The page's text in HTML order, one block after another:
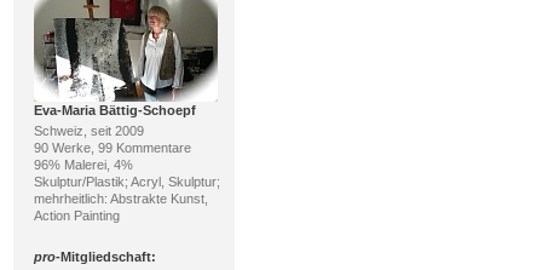
Eva-Maria Bättig-Schoepf
Schweiz, seit 2009
90 Werke, 99 Kommentare
96% Malerei, 4%
Skulptur/Plastik; Acryl, Skulptur;
mehrheitlich: Abstrakte Kunst,
Action Painting
pro-Mitgliedschaft: